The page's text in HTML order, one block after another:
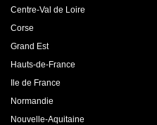
Centre-Val de Loire
Corse
Grand Est
Hauts-de-France
Ile de France
Normandie
Nouvelle-Aquitaine